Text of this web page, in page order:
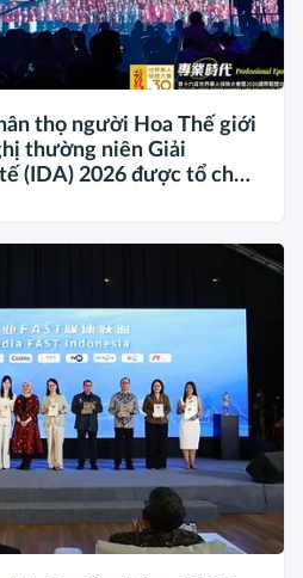
thọ người Hoa Thế giới
thường niên Giải
(IDA) 2026 được tổ chức